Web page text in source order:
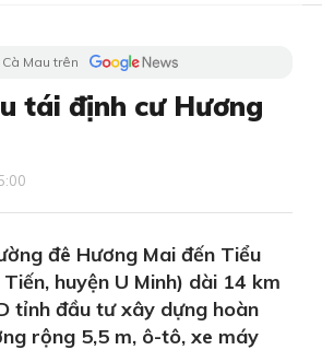
Mau trên
tái định cư Hương
đê Hương Mai đến Tiểu
huyện U Minh) dài 14 km
tỉnh đầu tư xây dựng hoàn
rộng 5,5 m, ô-tô, xe máy